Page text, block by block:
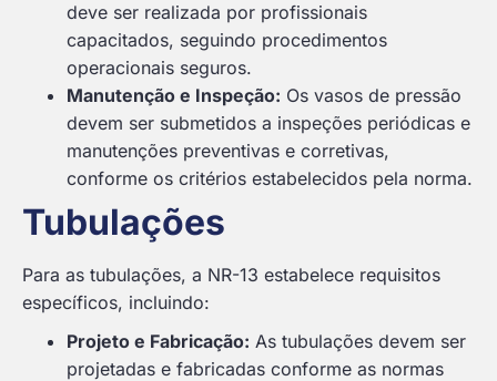
deve ser realizada por profissionais
capacitados, seguindo procedimentos
operacionais seguros.
Manutenção e Inspeção: Os vasos de pressão
devem ser submetidos a inspeções periódicas e
manutenções preventivas e corretivas,
conforme os critérios estabelecidos pela norma.
Tubulações
Para as tubulações, a NR-13 estabelece requisitos
específicos, incluindo:
Projeto e Fabricação: As tubulações devem ser
projetadas e fabricadas conforme as normas